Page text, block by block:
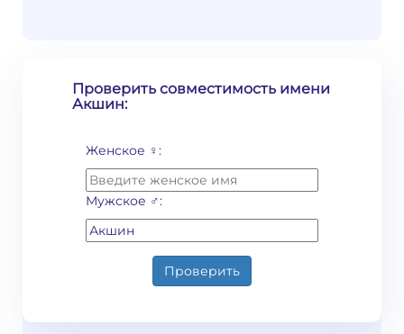
Проверить совместимость имени
Акшин:
Женское ♀:
Мужское ♂:
Проверить